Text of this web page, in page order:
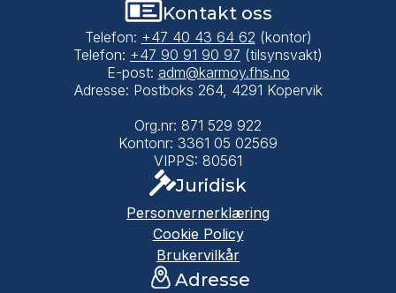
Kontakt oss
Telefon: +47 40 43 64 62 (kontor)
Telefon: +47 90 91 90 97 (tilsynsvakt)
E-post: adm@karmoy.fhs.no
Adresse: Postboks 264, 4291 Kopervik
Org.nr: 871 529 922
Kontonr: 3361 05 02569
VIPPS: 80561
Juridisk
Personvernerklæring
Cookie Policy
Brukervilkår
Adresse